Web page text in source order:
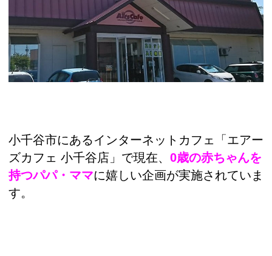
小千谷市にあるインターネットカフェ「エアー
ズカフェ 小千谷店」で現在、 0歳の赤ちゃんを
持つパパ・ママに嬉しい企画が実施されていま
す。